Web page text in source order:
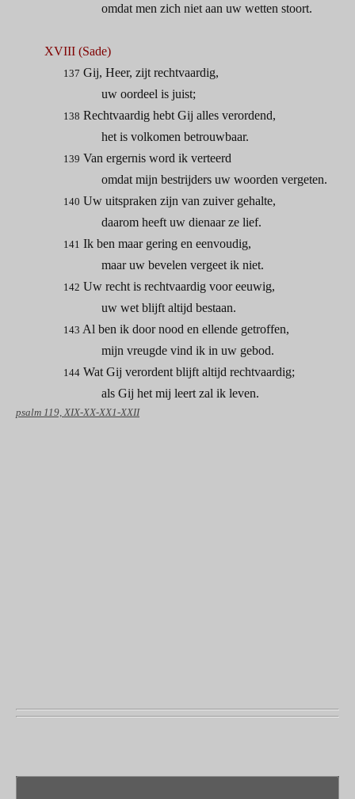
omdat men zich niet aan uw wetten stoort.
XVIII (Sade)
137 Gij, Heer, zijt rechtvaardig,
uw oordeel is juist;
138 Rechtvaardig hebt Gij alles verordend,
het is volkomen betrouwbaar.
139 Van ergernis word ik verteerd
omdat mijn bestrijders uw woorden vergeten.
140 Uw uitspraken zijn van zuiver gehalte,
daarom heeft uw dienaar ze lief.
141 Ik ben maar gering en eenvoudig,
maar uw bevelen vergeet ik niet.
142 Uw recht is rechtvaardig voor eeuwig,
uw wet blijft altijd bestaan.
143 Al ben ik door nood en ellende getroffen,
mijn vreugde vind ik in uw gebod.
144 Wat Gij verordent blijft altijd rechtvaardig;
als Gij het mij leert zal ik leven.
psalm 119, XIX-XX-XX1-XXII